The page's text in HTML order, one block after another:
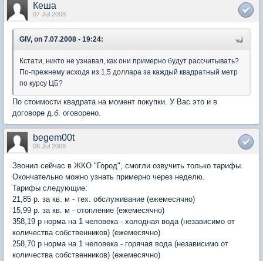
Кеша
07 Jul 2008
GIV, on 7.07.2008 - 19:24:
Кстати, никто не узнавал, как они примерно будут рассчитывать?
По-прежнему исходя из 1,5 доллара за каждый квадратный метр
по курсу ЦБ?
По стоимости квадрата на момент покупки. У Вас это и в
договоре д.б. оговорено.
begem00t
08 Jul 2008
Звонил сейчас в ЖКО "Город", смогли озвучить только тарифы.
Окончательно можно узнать примерно через неделю.
Тарифы следующие:
21,85 р. за кв. м - тех. обслуживание (ежемесячно)
15,99 р. за кв. м - отопление (ежемесячно)
358,19 р норма на 1 человека - холодная вода (независимо от
количества собственников) (ежемесячно)
258,70 р норма на 1 человека - горячая вода (независимо от
количества собственников) (ежемесячно)